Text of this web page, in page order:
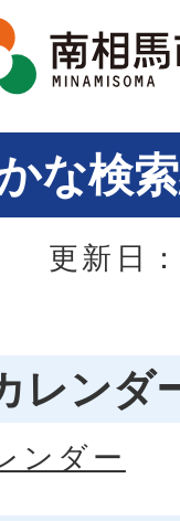
な検
更新日
レンダ
ンダー